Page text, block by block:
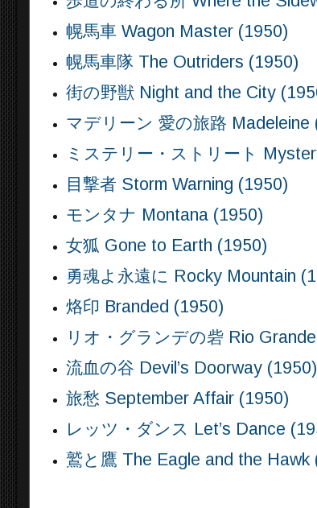
幌馬車 Wagon Master (1950)
幌馬車隊 The Outriders (1950)
街の野獣 Night and the City
マデリーン 愛の旅路 Madeleine
ミステリー・ストリート
目撃者 Storm Warning (1950)
モンタナ Montana (1950)
女狐 Gone to Earth (1950)
勇魂よ永遠に Rocky Mountain
烙印 Branded (1950)
リオ・グランデの砦 Rio
流血の谷 Devil’s Doorway (1950)
旅愁 September Affair (1950)
レッツ・ダンス Let’s Dance
鷲と鷹 The Eagle and the Hawk